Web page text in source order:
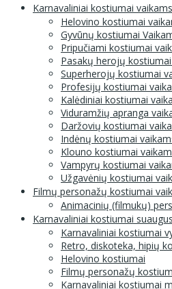
Karnavaliniai kostiumai vaikams
Helovino kostiumai
Gyvūnų kostiumai
Pripučiami kostiumai
Pasakų herojų
Superherojų kostiumai
Profesijų kostiumai
Kalėdiniai kostiumai
Viduramžių apranga
Daržovių kostiumai
Indėnų kostiumai
Klouno kostiumai
Vampyrų kostiumai
Užgavėnių kostiumai
Filmų personažų kostiumai
Animacinių (filmukų)
Karnavaliniai kostiumai
Karnavaliniai kostiumai
Retro, diskoteka, hipių
Helovino kostiumai
Filmų personažų
Karnavaliniai kostiumai